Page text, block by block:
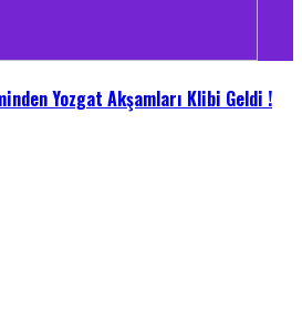
Yozgat Akşamları Klibi Geldi !